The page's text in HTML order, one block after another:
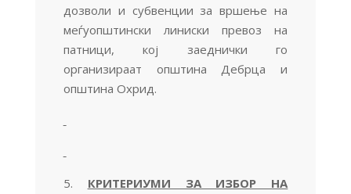
дозволи и субвенции за вршење на
меѓуопштински линиски превоз на
патници, кој заеднички го
организираат општина Дебрца и
општина Охрид.
КРИТЕРИУМИ ЗА ИЗБОР НА